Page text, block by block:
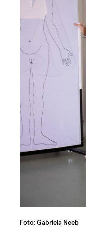
Foto: Gabriela Neeb